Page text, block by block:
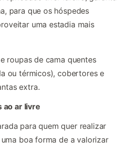
para que os hóspedes
uma estadia mais
roupas de cama quentes
ou térmicos), cobertores e
extra.
ao ar livre
para quem quer realizar
boa forma de a valorizar